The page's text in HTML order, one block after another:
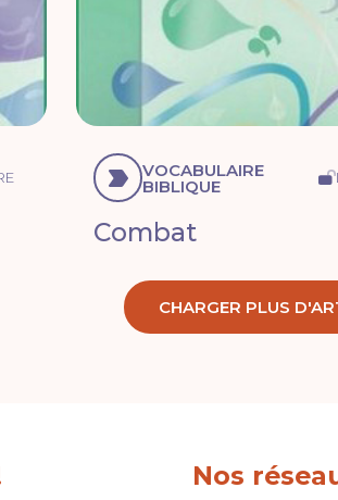
VOCABULAIRE
BIBLIQUE
Combat
CHARGER PLUS
Nos